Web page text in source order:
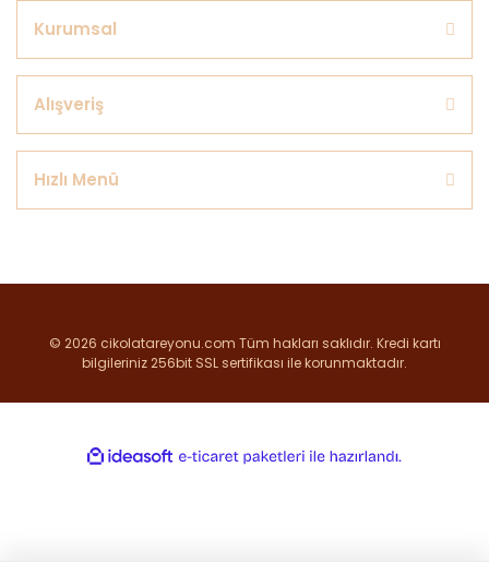
Kurumsal
Alışveriş
Hızlı Menü
© 2026 cikolatareyonu.com Tüm hakları saklıdır. Kredi kartı
bilgileriniz 256bit SSL sertifikası ile korunmaktadır.
ideasoft
e-